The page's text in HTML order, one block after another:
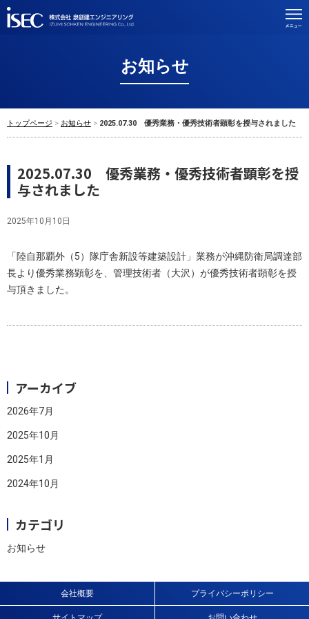
お知らせ
トップページ お知らせ 2025.07.30 優秀業務・優秀技術者顕彰を授与されました
2025.07.30 優秀業務・優秀技術者顕彰を授
与されました
2025年10月10日
「陸自那覇外（5）隊庁舎新設等建築設計」業務が沖縄防衛局調達部
長より優秀業務顕彰を、管理技術者（大沢）が優秀技術者顕彰を授
与頂きました。
アーカイブ
2026年7月
2025年10月
2025年1月
2024年10月
カテゴリ
お知らせ
会社概要 プライバシーポリシー